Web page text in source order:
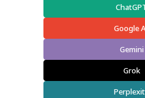
Google
Gemini
Grok